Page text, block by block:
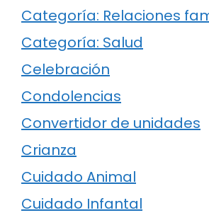
Categoría: Relaciones
Categoría: Salud
Celebración
Condolencias
Convertidor de unidades
Crianza
Cuidado Animal
Cuidado Infantal